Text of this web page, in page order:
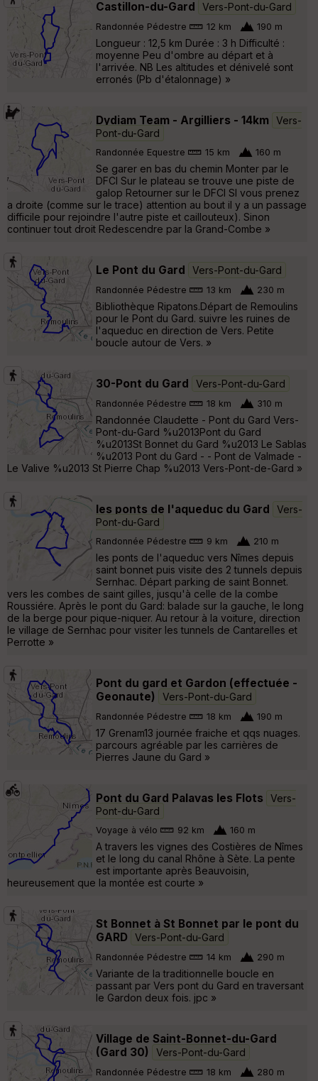
Castillon-du-Gard Vers-Pont-du-Gard
Randonnée Pédestre 12 km 190 m
Longueur : 12,5 km Durée : 3 h Difficulté :
moyenne Peu d'ombre au départ et à
l'arrivée. NB Les altitudes et dénivelé sont
erronés (Pb d'étalonnage) »
Dydiam Team - Argilliers - 14km
Vers-
Pont-du-Gard
Randonnée Equestre 15 km 160 m
Se garer en bas du chemin Monter par le
DFCI Sur le plateau se trouve une piste de
galop Retourner sur le DFCI SI vous prenez
a droite (comme sur le trace) attention au bout il y a un passage
difficile pour rejoindre l'autre piste et caillouteux). Sinon
continuer tout droit Redescendre par la Grand-Combe »
Le Pont du Gard Vers-Pont-du-Gard
Randonnée Pédestre 13 km 230 m
Bibliothèque Ripatons.Départ de Remoulins
pour le Pont du Gard. suivre les ruines de
l'aqueduc en direction de Vers. Petite
boucle autour de Vers. »
30-Pont du Gard Vers-Pont-du-Gard
Randonnée Pédestre 18 km 310 m
Randonnée Claudette - Pont du Gard Vers-
Pont-du-Gard %u2013Pont du Gard
%u2013St Bonnet du Gard %u2013 Le Sablas
%u2013 Pont du Gard - - Pont de Valmade -
Le Valive %u2013 St Pierre Chap %u2013 Vers-Pont-de-Gard »
les ponts de l'aqueduc du Gard
Vers-
Pont-du-Gard
Randonnée Pédestre 9 km 210 m
les ponts de l'aqueduc vers Nîmes depuis
saint bonnet puis visite des 2 tunnels depuis
Sernhac. Départ parking de saint Bonnet.
vers les combes de saint gilles, jusqu'à celle de la combe
Roussiére. Après le pont du Gard: balade sur la gauche, le long
de la berge pour pique-niquer. Au retour à la voiture, direction
le village de Sernhac pour visiter les tunnels de Cantarelles et
Perrotte »
Pont du gard et Gardon (effectuée -
Geonaute)
Vers-Pont-du-Gard
Randonnée Pédestre 18 km 190 m
17 Grenam13 journée fraiche et qqs nuages.
parcours agréable par les carrières de
Pierres Jaune du Gard »
Pont du Gard Palavas les Flots
Vers-
Pont-du-Gard
Voyage à vélo 92 km 160 m
A travers les vignes des Costières de Nîmes
et le long du canal Rhône à Sète. La pente
est importante après Beauvoisin,
heureusement que la montée est courte »
St Bonnet à St Bonnet par le pont du
GARD
Vers-Pont-du-Gard
Randonnée Pédestre 14 km 290 m
Variante de la traditionnelle boucle en
passant par Vers pont du Gard en traversant
le Gardon deux fois. jpc »
Village de Saint-Bonnet-du-Gard
(Gard 30)
Vers-Pont-du-Gard
Randonnée Pédestre 18 km 280 m